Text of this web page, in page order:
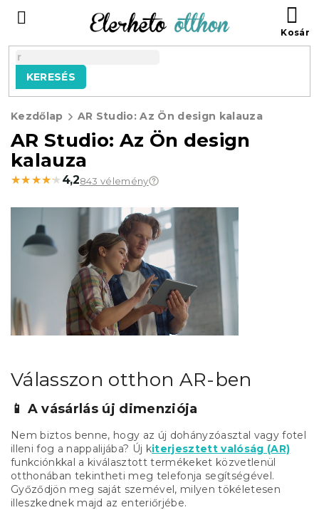
tartalomhoz
KERESÉS
Kezdőlap AR Studio: Az Ön design kalauza
AR Studio: Az Ön design
kalauza
★★★★★
★★★★★ 4,2843 vélemény
Válasszon otthon AR-ben
📱 A vásárlás új dimenziója
Nem biztos benne, hogy az új dohányzóasztal vagy fotel
illeni fog a nappalijába? Új kiterjesztett valóság (AR)
funkciónkkal a kiválasztott termékeket közvetlenül
otthonában tekintheti meg telefonja segítségével.
Győződjön meg saját szemével, milyen tökéletesen
illeszkednek majd az enteriőrjébe.